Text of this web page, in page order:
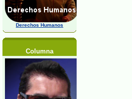
Derechos Humanos
Columna